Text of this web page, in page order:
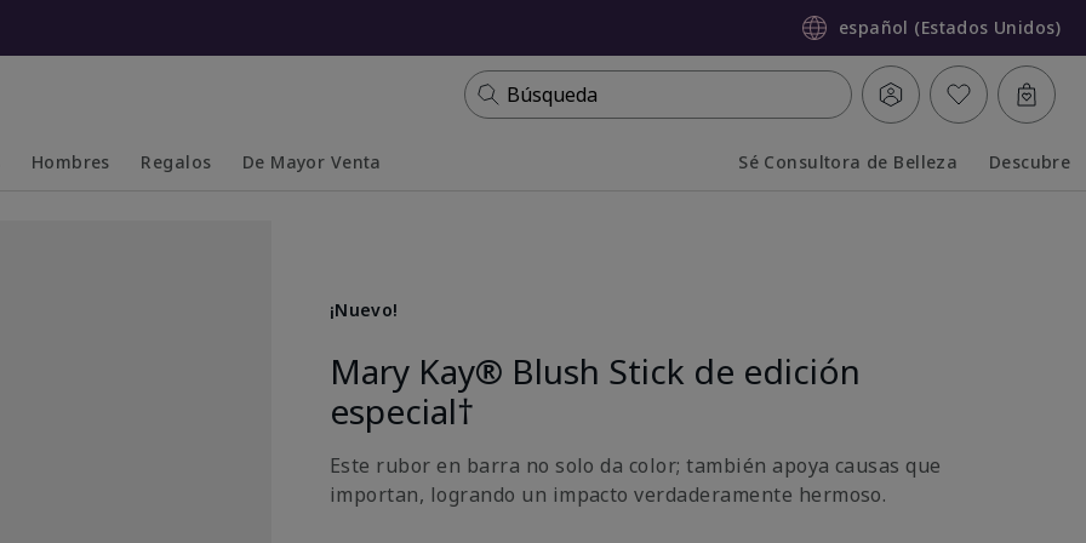
español (Estados Unidos)
Búsqueda
Hombres Regalos De Mayor Venta Sé Consultora de Belleza Descubre
¡Nuevo!
Mary Kay® Blush Stick de edición
especial†
Este rubor en barra no solo da color; también apoya causas que
importan, logrando un impacto verdaderamente hermoso.